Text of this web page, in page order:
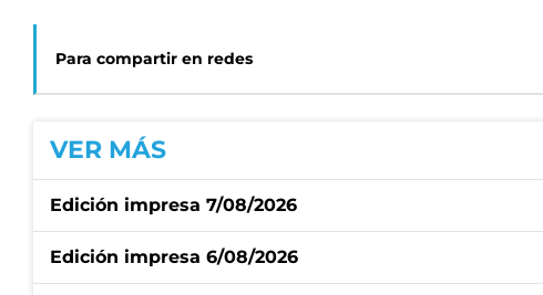
Para compartir en redes
VER MÁS
Edición impresa 7/08/2026
Edición impresa 6/08/2026